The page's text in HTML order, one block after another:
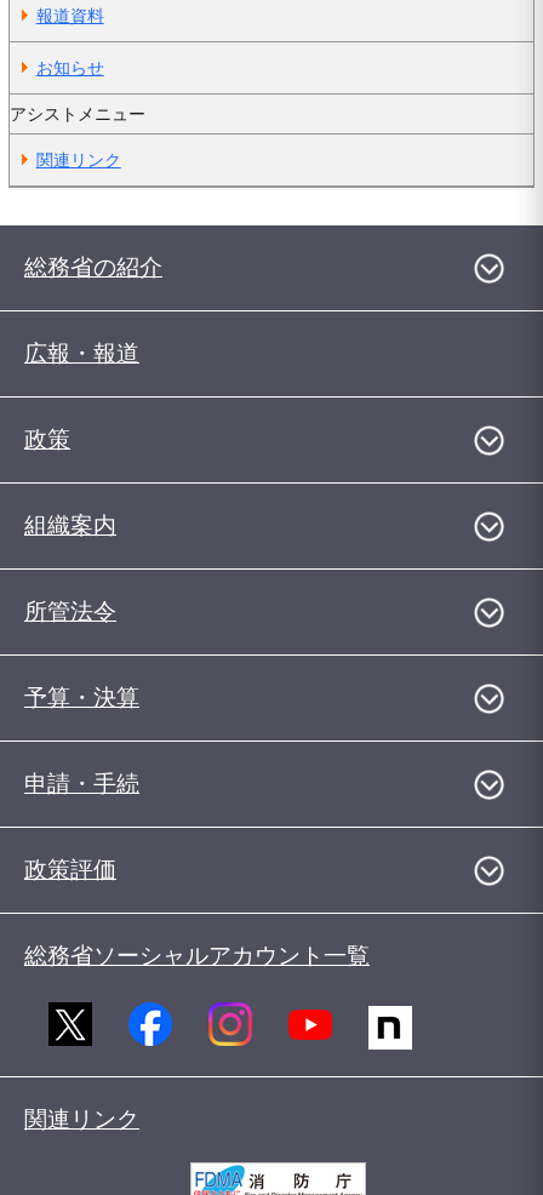
報道資料
お知らせ
アシストメニュー
関連リンク
総務省の紹介
広報・報道
政策
組織案内
所管法令
予算・決算
申請・手続
政策評価
総務省ソーシャルアカウント一覧
関連リンク